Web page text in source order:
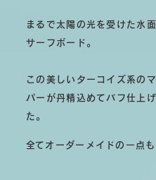
まるで太陽の光を受けた水
サーフボード。
この美しいターコイズ系の
パーが丹精込めてバフ仕上
た。
全てオーダーメイドの一点も